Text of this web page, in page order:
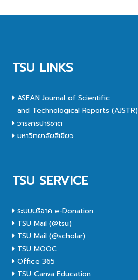
TSU LINKS
ASEAN Journal of Scientific
and Technological Reports (AJSTR)
วารสารปาริชาต
มหาวิทยาลัยสีเขียว
TSU SERVICE
ระบบบริจาค e-Donation
TSU Mail (@tsu)
TSU Mail (@scholar)
TSU MOOC
Office 365
TSU Canva Education